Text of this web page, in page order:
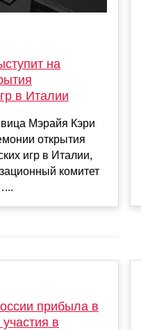
на
в Италии
Мэрайя Кэри
открытия
игр в Италии,
комитет
прибыла в
в